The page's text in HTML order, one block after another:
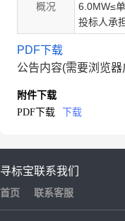
概况
6.0MW≤
投标人承
PDF下载
公告内容(需要浏览
附件下载
PDF下载
下载
寻标宝
首页
联系我们
联系客服